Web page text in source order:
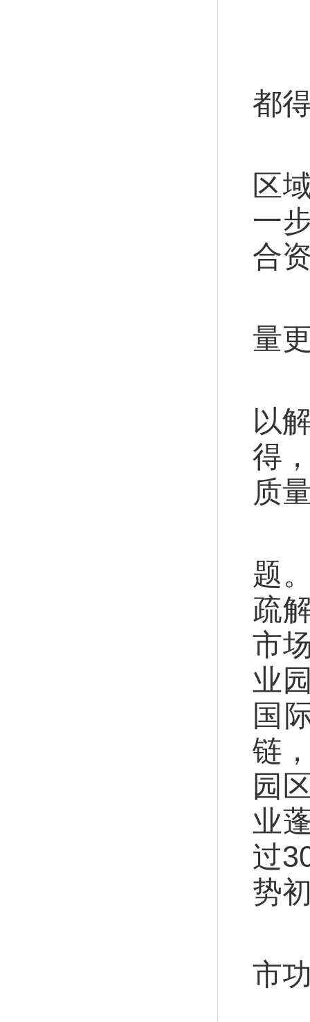
都
区
一
合
量
以
得
质
题
疏
市
业
国
链
园
业
过
势
市